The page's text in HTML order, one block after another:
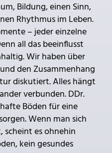
Bildung, einen Sinn,
Rhythmus im Leben.
– jeder einzelne
all das beeinflusst
Wir haben über
den Zusammenhang
diskutiert. Alles hängt
verbunden. DDr.
Böden für eine
Wenn man sich
scheint es ohnehin
kein gesundes